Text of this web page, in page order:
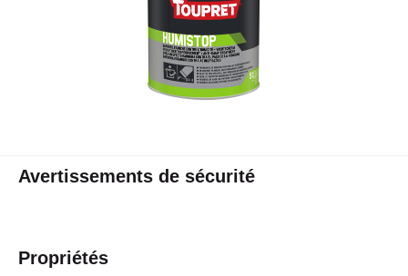
Avertissements de sécurité
Propriétés